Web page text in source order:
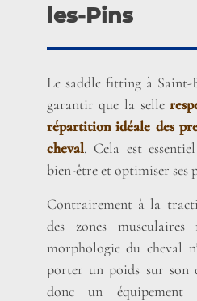
les-Pins
Le saddle fitting à Saint-
garantir que la selle
répartition idéale des
cheval. Cela est
bien-être et optimiser ses
Contrairement à la
des zones musculaires
morphologie du cheval
porter un poids sur son
donc un équipement